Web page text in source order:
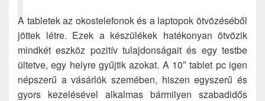
A tabletek az okostelefonok és a laptopok ötvözéséből
jöttek létre. Ezek a készülékek hatékonyan ötvözik
mindkét eszköz pozitív tulajdonságait és egy testbe
ültetve, egy helyre gyűjtik azokat. A 10″ tablet pc igen
népszerű a vásárlók szemében, hiszen egyszerű és
gyors kezelésével alkalmas bármilyen szabadidős